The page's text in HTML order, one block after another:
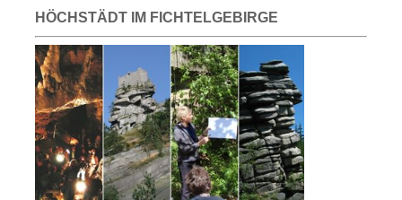
HÖCHSTÄDT IM FICHTELGEBIRGE